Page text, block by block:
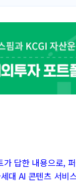
답한 내용으로,
대 AI 콘텐츠 서비